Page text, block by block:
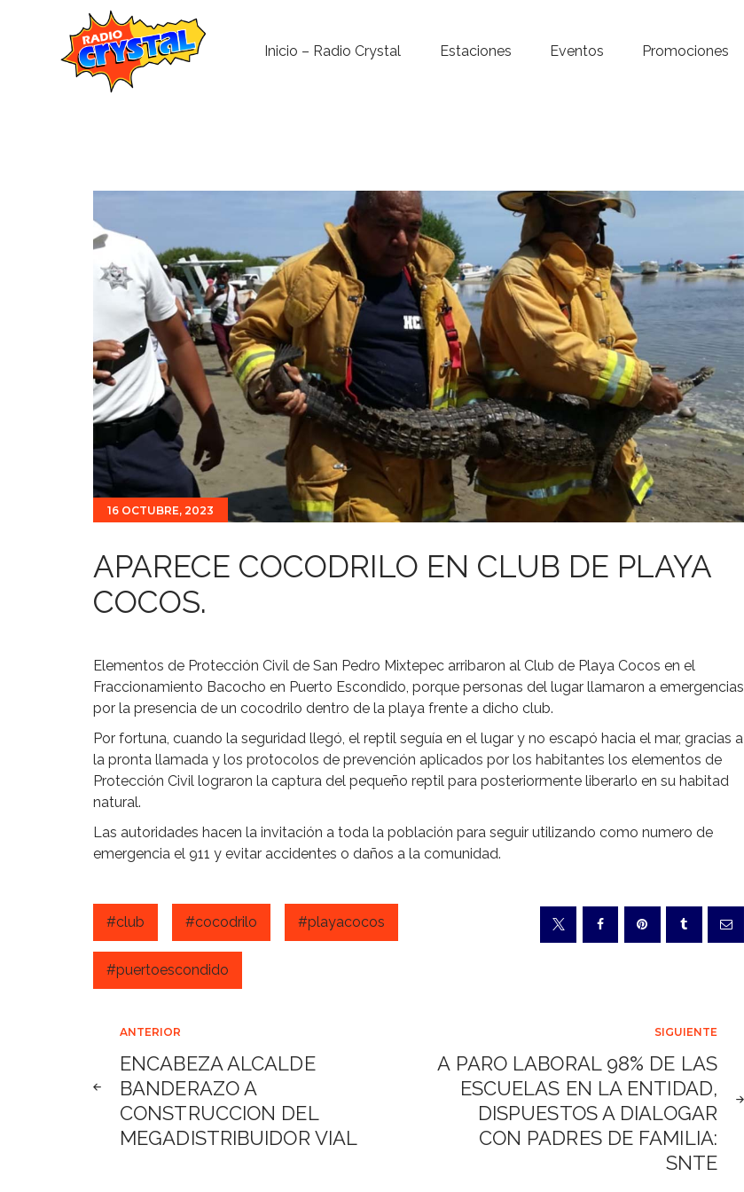
Inicio – Radio Crystal Estaciones Eventos Promociones
Noticias
Para ti
Contacto
16 OCTUBRE, 2023
APARECE COCODRILO EN CLUB DE PLAYA
COCOS.
Elementos de Protección Civil de San Pedro Mixtepec arribaron al Club de Playa Cocos en el
Fraccionamiento Bacocho en Puerto Escondido, porque personas del lugar llamaron a emergencias
por la presencia de un cocodrilo dentro de la playa frente a dicho club.
Por fortuna, cuando la seguridad llegó, el reptil seguía en el lugar y no escapó hacia el mar, gracias a
la pronta llamada y los protocolos de prevención aplicados por los habitantes los elementos de
Protección Civil lograron la captura del pequeño reptil para posteriormente liberarlo en su habitad
natural.
Las autoridades hacen la invitación a toda la población para seguir utilizando como numero de
emergencia el 911 y evitar accidentes o daños a la comunidad.
#club #cocodrilo #playacocos
#puertoescondido
Navegación
de
entradas
ANTERIOR
ENCABEZA ALCALDE
BANDERAZO A
CONSTRUCCION DEL
MEGADISTRIBUIDOR VIAL
SIGUIENTE
A PARO LABORAL 98% DE LAS
ESCUELAS EN LA ENTIDAD,
DISPUESTOS A DIALOGAR
CON PADRES DE FAMILIA:
SNTE